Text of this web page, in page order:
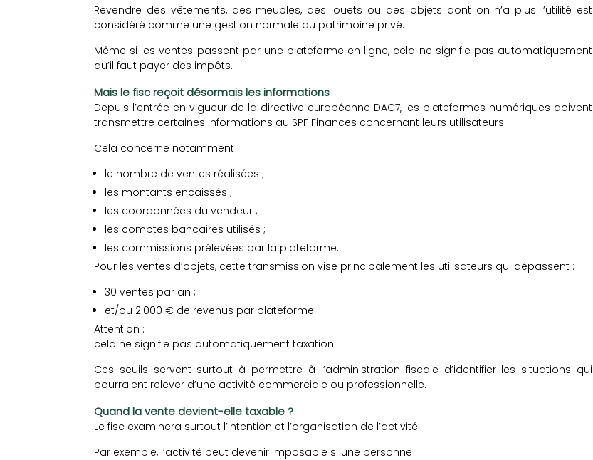
Revendre des vêtements, des meubles, des jouets ou des objets dont on n’a plus l’utilité est
considéré comme une gestion normale du patrimoine privé.
Même si les ventes passent par une plateforme en ligne, cela ne signifie pas automatiquement
qu’il faut payer des impôts.
Mais le fisc reçoit désormais les informations
Depuis l’entrée en vigueur de la directive européenne DAC7, les plateformes numériques doivent
transmettre certaines informations au SPF Finances concernant leurs utilisateurs.
Cela concerne notamment :
le nombre de ventes réalisées ;
les montants encaissés ;
les coordonnées du vendeur ;
les comptes bancaires utilisés ;
les commissions prélevées par la plateforme.
Pour les ventes d’objets, cette transmission vise principalement les utilisateurs qui dépassent :
30 ventes par an ;
et/ou 2.000 € de revenus par plateforme.
Attention :
cela ne signifie pas automatiquement taxation.
Ces seuils servent surtout à permettre à l’administration fiscale d’identifier les situations qui
pourraient relever d’une activité commerciale ou professionnelle.
Quand la vente devient-elle taxable ?
Le fisc examinera surtout l’intention et l’organisation de l’activité.
Par exemple, l’activité peut devenir imposable si une personne :